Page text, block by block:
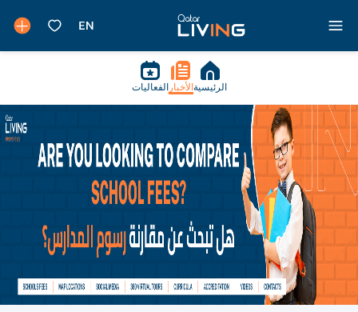
الرئيسية الأخبار الفعاليات